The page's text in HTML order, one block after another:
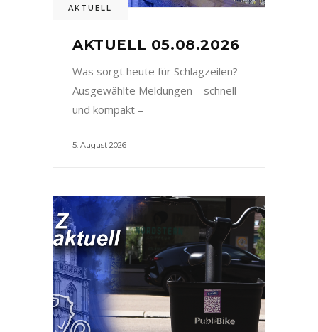
AKTUELL
AKTUELL 05.08.2026
Was sorgt heute für Schlagzeilen?
Ausgewählte Meldungen – schnell
und kompakt –
5. August 2026